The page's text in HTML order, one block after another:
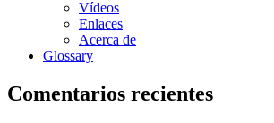
Vídeos
Enlaces
Acerca de
Glossary
Comentarios recientes